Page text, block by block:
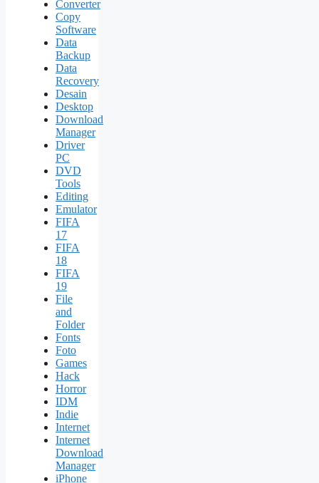
Converter
Copy
Software
Data
Backup
Data
Recovery
Desain
Desktop
Download
Manager
Driver
PC
DVD
Tools
Editing
Emulator
FIFA
17
FIFA
18
FIFA
19
File
and
Folder
Fonts
Foto
Games
Hack
Horror
IDM
Indie
Internet
Internet
Download
Manager
iPhone